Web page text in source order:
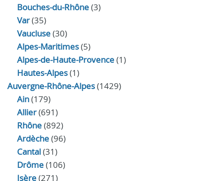
Bouches-du-Rhône(3)
Var(35)
Vaucluse(30)
Alpes-Maritimes(5)
Alpes-de-Haute-Provence(1)
Hautes-Alpes(1)
Auvergne-Rhône-Alpes(1429)
Ain(179)
Allier(691)
Rhône(892)
Ardèche(96)
Cantal(31)
Drôme(106)
Isère(271)